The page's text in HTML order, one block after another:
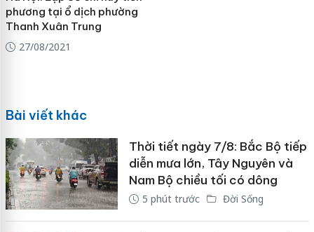
phương tại ổ dịch phường
Thanh Xuân Trung
27/08/2021
Bài viết khác
Thời tiết ngày 7/8: Bắc Bộ tiếp
diễn mưa lớn, Tây Nguyên và
Nam Bộ chiều tối có dông
5 phút trước Đời Sống